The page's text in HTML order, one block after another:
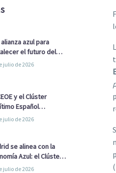
alianza azul para
el futuro del
marítimo
julio de 2026
y el Clúster
Español
su alianza para
julio de 2026
se alinea con la
Azul: el Clúster
Español y la Real
julio de 2026